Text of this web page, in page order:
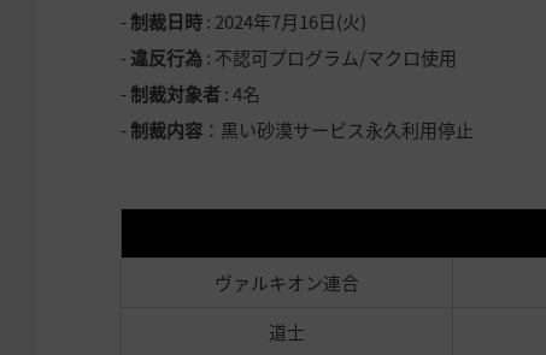
-制裁日時: 2024年7月16日(火)
-違反行為: 不認可プログラム/マクロ使用
-制裁対象者: 4名
-制裁内容 ：黒い砂漠サービス永久利用停止
ヴァルキオン連合
道士